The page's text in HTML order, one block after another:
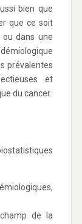
bien que
que ce soit
dans une
prévalentes
et
du cancer.
de la